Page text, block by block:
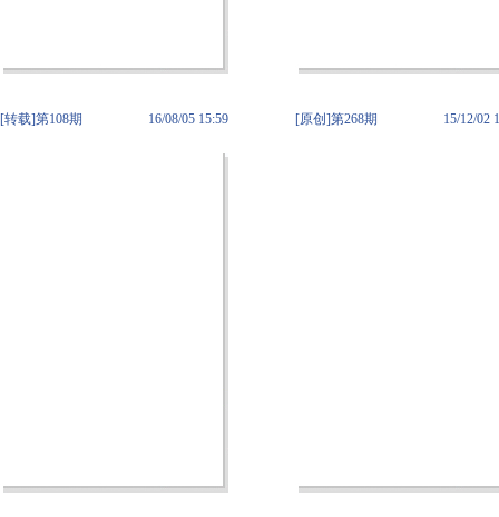
[转载]第108期 16/08/05 15:59 [原创]第268期 15/12/02